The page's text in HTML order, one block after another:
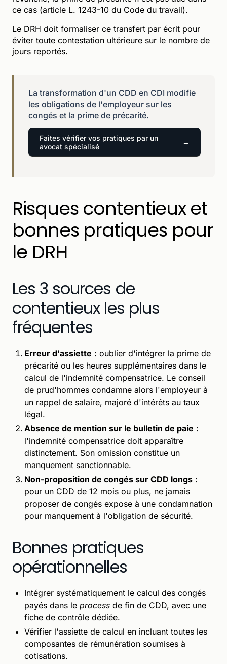
ce cas (article L. 1243-10 du Code du travail).
Le DRH doit formaliser ce transfert par écrit pour
éviter toute contestation ultérieure sur le nombre de
jours reportés.
La transformation d'un CDD en CDI modifie
les obligations de l'employeur sur les
congés et la prime de précarité.
Faites vérifier vos pratiques par un
avocat spécialisé
Risques contentieux et
bonnes pratiques pour
le DRH
Les 3 sources de
contentieux les plus
fréquentes
Erreur d'assiette : oublier d'intégrer la prime de
précarité ou les heures supplémentaires dans le
calcul de l'indemnité compensatrice. Le conseil
de prud'hommes condamne alors l'employeur à
un rappel de salaire, majoré d'intérêts au taux
légal.
Absence de mention sur le bulletin de paie :
l'indemnité compensatrice doit apparaître
distinctement. Son omission constitue un
manquement sanctionnable.
Non-proposition de congés sur CDD longs :
pour un CDD de 12 mois ou plus, ne jamais
proposer de congés expose à une condamnation
pour manquement à l'obligation de sécurité.
Bonnes pratiques
opérationnelles
Intégrer systématiquement le calcul des congés
payés dans le process de fin de CDD, avec une
fiche de contrôle dédiée.
Vérifier l'assiette de calcul en incluant toutes les
composantes de rémunération soumises à
cotisations.